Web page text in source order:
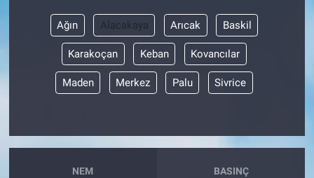
Ağın Alacakaya Arıcak Baskil
Karakoçan Keban Kovancılar
Maden Merkez Palu Sivrice
NEM BASINÇ